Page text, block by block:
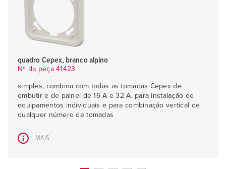
quadro Cepex, branco alpino
Nº da peça 41423
simples, combina com todas as tomadas Cepex de
embutir e de painel de 16 A e 32 A, para instalação de
equipamentos individuais e para combinação vertical de
qualquer número de tomadas
MAIS